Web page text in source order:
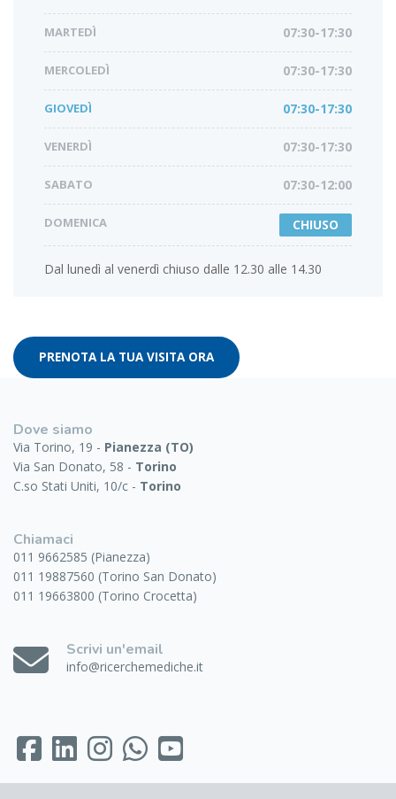
MARTEDÌ 07:30-17:30
MERCOLEDÌ 07:30-17:30
GIOVEDÌ 07:30-17:30
VENERDÌ 07:30-17:30
SABATO 07:30-12:00
DOMENICA CHIUSO
Dal lunedì al venerdì chiuso dalle 12.30 alle 14.30
PRENOTA LA TUA VISITA ORA
Dove siamo
Via Torino, 19 - Pianezza (TO)
Via San Donato, 58 - Torino
C.so Stati Uniti, 10/c - Torino
Chiamaci
011 9662585 (Pianezza)
011 19887560 (Torino San Donato)
011 19663800 (Torino Crocetta)
Scrivi un'email
info@ricerchemediche.it